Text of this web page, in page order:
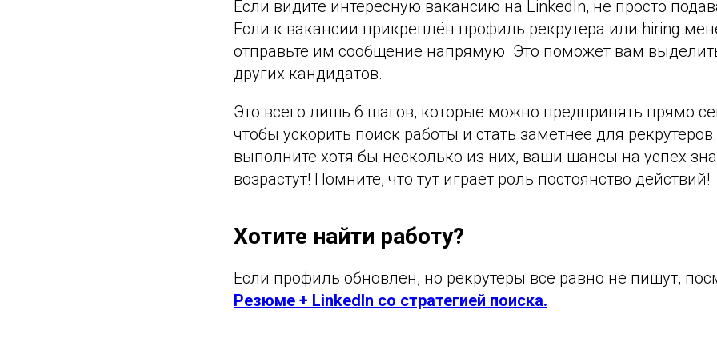
Если видите интересную вакансию на LinkedIn, не просто
Если к вакансии прикреплён профиль рекрутера или hiring
отправьте им сообщение напрямую. Это поможет вам
других кандидатов.
Это всего лишь 6 шагов, которые можно предпринять прямо
чтобы ускорить поиск работы и стать заметнее для
выполните хотя бы несколько из них, ваши шансы на успех
возрастут! Помните, что тут играет роль постоянство действий!
Хотите найти работу?
Если профиль обновлён, но рекрутеры всё равно не пишут,
Резюме + LinkedIn со стратегией поиска.